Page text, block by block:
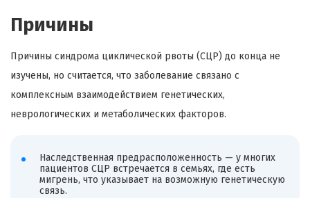
Причины
Причины синдрома циклической рвоты (СЦР) до конца не
изучены, но считается, что заболевание связано с
комплексным взаимодействием генетических,
неврологических и метаболических факторов.
Наследственная предрасположенность — у многих
пациентов СЦР встречается в семьях, где есть
мигрень, что указывает на возможную генетическую
связь.